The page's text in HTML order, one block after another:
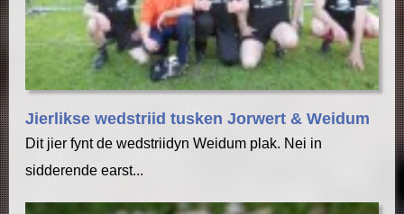
Jierlikse wedstriid tusken Jorwert & Weidum
Dit jier fynt de wedstriidyn Weidum plak. Nei in
sidderende earst...